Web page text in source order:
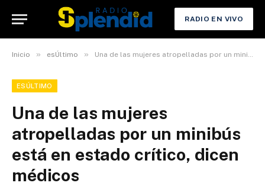
RADIO EN VIVO
Inicio » esÚltimo » Una de las mujeres atropelladas por un minibús está en estado crítico, dicen médicos
ESÚLTIMO
Una de las mujeres
atropelladas por un minibús
está en estado crítico, dicen
médicos